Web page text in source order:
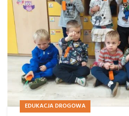
EDUKACJA DROGOWA